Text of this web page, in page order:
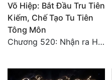
Võ Hiệp: Bắt Đầu Tru Tiên
Kiếm, Chế Tạo Tu Tiên
Tông Môn
Chương 520: Nhận ra Hồng Thất Công, mỹ thực mê hoặc